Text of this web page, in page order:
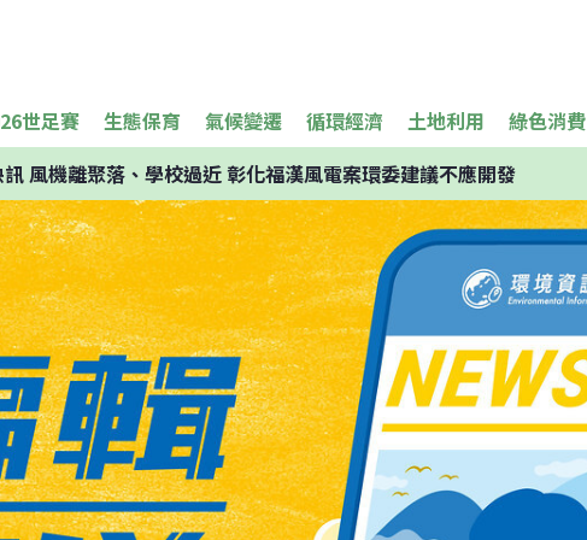
世足賽 生態保育 氣候變遷 循環經濟 土地利用 綠色消費
風機離聚落、學校過近 彰化福漢風電案環委建議不應開發